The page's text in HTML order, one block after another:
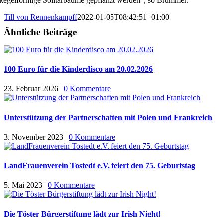
Till von Rennenkampff2022-01-05T08:42:51+01:00
Ähnliche Beiträge
100 Euro für die Kinderdisco am 20.02.2026
23. Februar 2026 | 0 Kommentare
Unterstützung der Partnerschaften mit Polen und Frankreich
3. November 2023 | 0 Kommentare
LandFrauenverein Tostedt e.V. feiert den 75. Geburtstag
5. Mai 2023 | 0 Kommentare
Die Töster Bürgerstiftung lädt zur Irish Night!